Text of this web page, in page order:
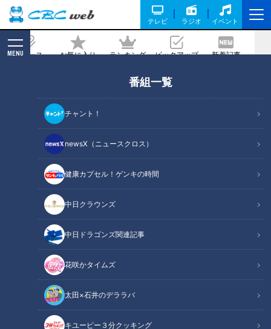
テレビ ラジオ イベント
ニュース お気に入り ランキング ピックアップ 新着記事
MENU
番組一覧
チャント！
newsX（ニュースクロス）
健康カプセル！ゲンキの時間
中日クラウンズ
中日ドラゴンズ関連記事
花咲かタイムズ
太田×石井のデララバ
キユーピー３分クッキング
を正しく使っておいしさアップ！プロが
教える食材別の正しい切り方とは
2024/02/13 06:50
CBCテレビ：画像『チャント！』